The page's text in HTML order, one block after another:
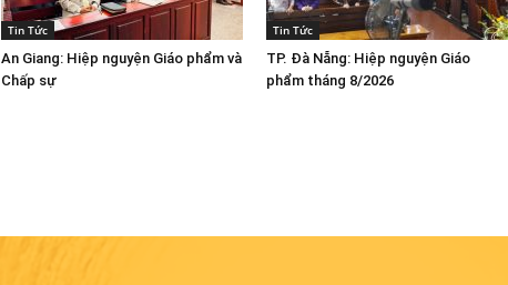
Tin Tức
An Giang: Hiệp nguyện Giáo phẩm và
Chấp sự
Tin Tức
TP. Đà Nẵng: Hiệp nguyện Giáo
phẩm tháng 8/2026